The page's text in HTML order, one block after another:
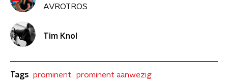
AVROTROS
Tim Knol
Tags prominent
prominent aanwezig